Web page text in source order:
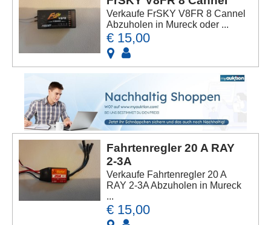
Verkaufe FrSKY V8FR 8 Cannel
Abzuholen in Mureck oder ...
€ 15,00
Fahrtenregler 20 A RAY
2-3A
Verkaufe Fahrtenregler 20 A
RAY 2-3A Abzuholen in Mureck
...
€ 15,00